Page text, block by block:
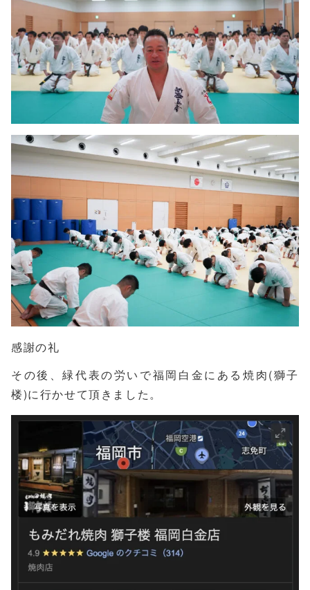
感謝の礼
その後、緑代表の労いで福岡白金にある焼肉(獅子
楼)に行かせて頂きました。